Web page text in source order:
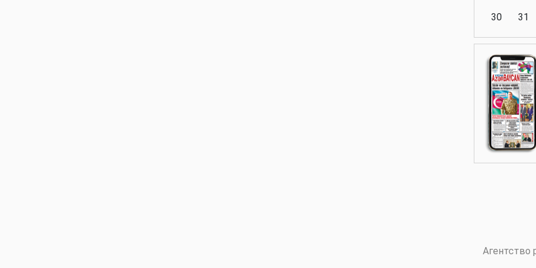
Аналитика
Аналитика
30
31
Агентство